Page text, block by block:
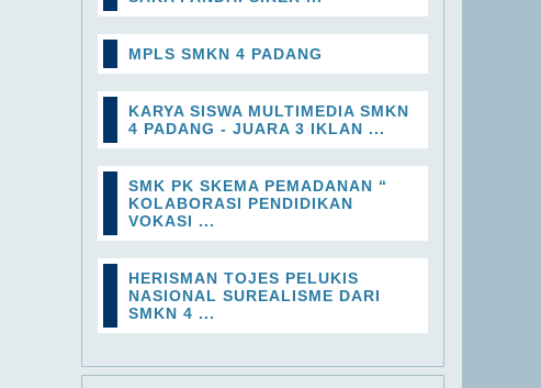
MPLS SMKN 4 PADANG
KARYA SISWA MULTIMEDIA SMKN
4 PADANG - JUARA 3 IKLAN ...
SMK PK SKEMA PEMADANAN “
KOLABORASI PENDIDIKAN
VOKASI ...
HERISMAN TOJES PELUKIS
NASIONAL SUREALISME DARI
SMKN 4 ...